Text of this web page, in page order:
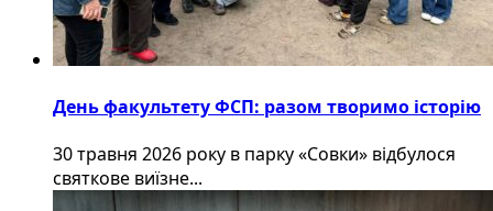
День факультету ФСП: разом творимо історію
30 травня 2026 року в парку «Совки» відбулося
святкове виїзне...